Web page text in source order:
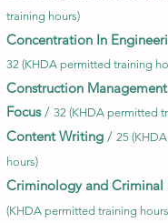
training hours)
Concentration In
32 (KHDA permitted training
Construction
Focus/ 32 (KHDA permitted
Content Writing / 25
hours)
Criminology and Criminal
(KHDA permitted training